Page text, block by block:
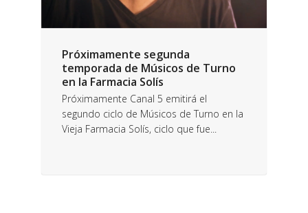
Próximamente segunda
temporada de Músicos de Turno
en la Farmacia Solís
Próximamente Canal 5 emitirá el
segundo ciclo de Músicos de Turno en la
Vieja Farmacia Solís, ciclo que fue...